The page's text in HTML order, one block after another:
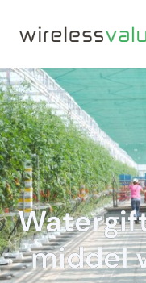
middel